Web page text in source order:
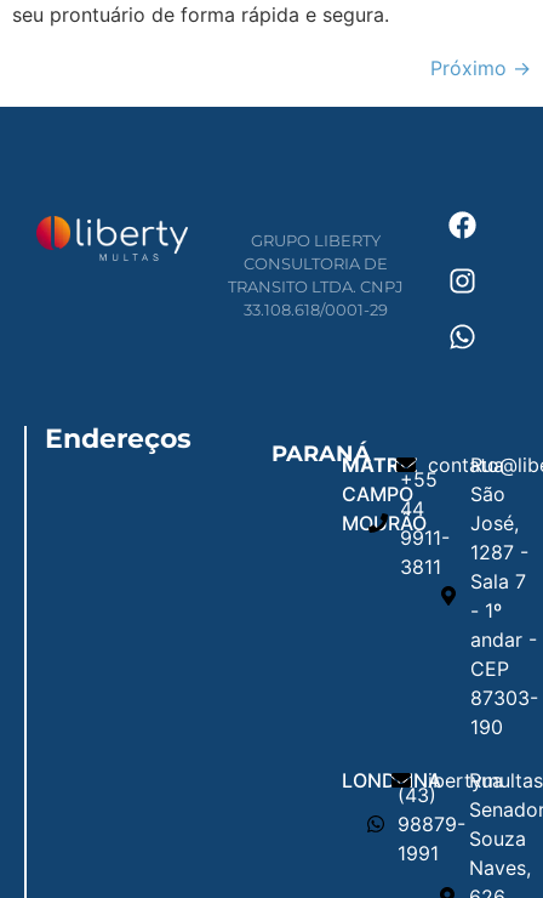
seu prontuário de forma rápida e segura.
Próximo →
GRUPO LIBERTY
CONSULTORIA DE
TRANSITO LTDA. CNPJ
33.108.618/0001-29
Endereços PARANÁMATRIZ
CAMPO
MOURÃO
+55
44
9911-
3811
Rua
São
José,
1287 -
Sala 7
- 1º
andar -
CEP
87303-
190
LONDRINA
(43)
98879-
1991
Rua
Souza
Naves,